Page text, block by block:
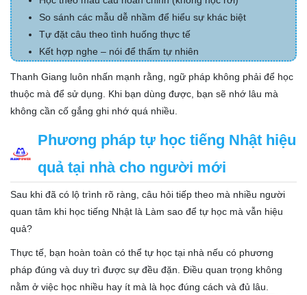
So sánh các mẫu dễ nhầm để hiểu sự khác biệt
Tự đặt câu theo tình huống thực tế
Kết hợp nghe – nói để thấm tự nhiên
Thanh Giang luôn nhấn mạnh rằng, ngữ pháp không phải để học
thuộc mà để sử dụng. Khi bạn dùng được, bạn sẽ nhớ lâu mà
không cần cố gắng ghi nhớ quá nhiều.
Phương pháp tự học tiếng Nhật hiệu
quả tại nhà cho người mới
Sau khi đã có lộ trình rõ ràng, câu hỏi tiếp theo mà nhiều người
quan tâm khi học tiếng Nhật là Làm sao để tự học mà vẫn hiệu
quả?
Thực tế, bạn hoàn toàn có thể tự học tại nhà nếu có phương
pháp đúng và duy trì được sự đều đặn. Điều quan trọng không
nằm ở việc học nhiều hay ít mà là học đúng cách và đủ lâu.